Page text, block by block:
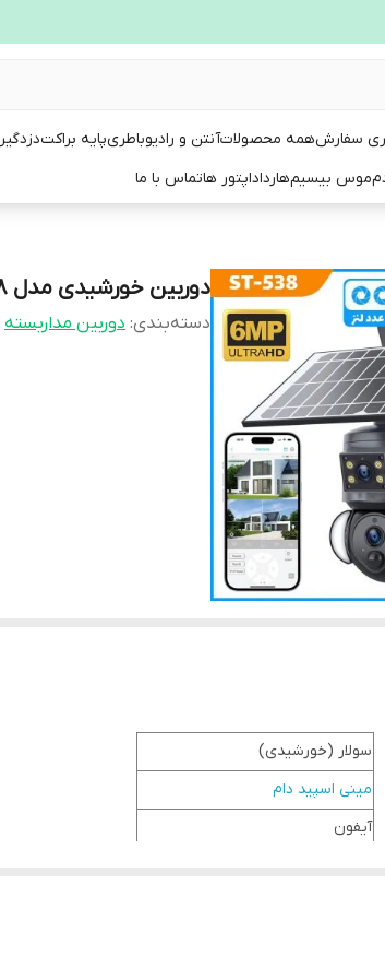
سفارشهمه محصولاتآنتن و رادیوباطریپایه براکتدزدگیر
موس بیسیمهارداداپتور هاتماس با ما
دوربین خورشیدی مدل ST-538 سیمکارتی کیفیت 6 مگاپیکسل
دسته‌بندی: دوربین مداربسته
سولار (خورشیدی)
مینی اسپید دام
آیفون